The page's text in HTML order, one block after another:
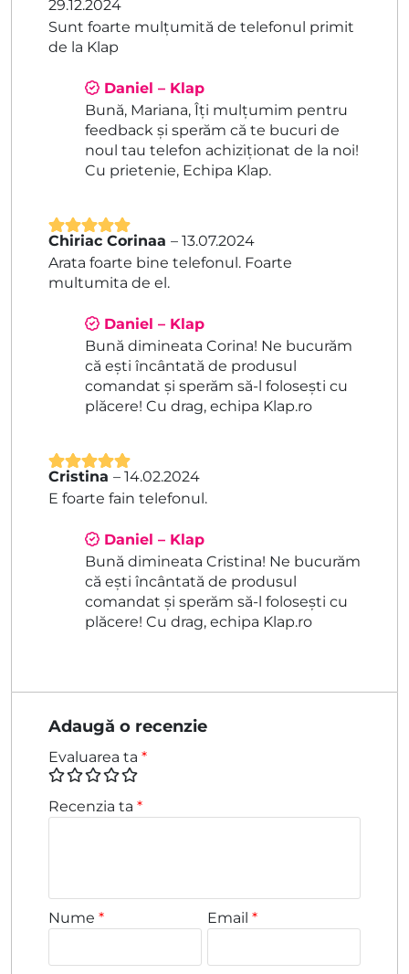
29.12.2024
Sunt foarte mulțumită de telefonul primit
de la Klap
Daniel – Klap
Bună, Mariana, Îți mulțumim pentru
feedback și sperăm că te bucuri de
noul tau telefon achiziționat de la noi!
Cu prietenie, Echipa Klap.
Evaluat la5
din 5
Chiriac Corinaa – 13.07.2024
Arata foarte bine telefonul. Foarte
multumita de el.
Daniel – Klap
Bună dimineata Corina! Ne bucurăm
că ești încântată de produsul
comandat și sperăm să-l folosești cu
plăcere! Cu drag, echipa Klap.ro
Evaluat la
5
din 5
Cristina – 14.02.2024
E foarte fain telefonul.
Daniel – Klap
Bună dimineata Cristina! Ne bucurăm
că ești încântată de produsul
comandat și sperăm să-l folosești cu
plăcere! Cu drag, echipa Klap.ro
Adaugă o recenzie
Evaluarea ta *
Recenzia ta *
Nume * Email*